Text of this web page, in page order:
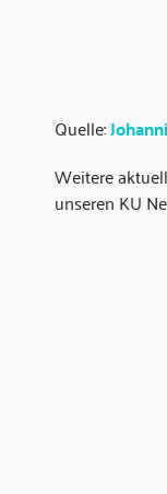
Quelle:
Weitere
unseren KU